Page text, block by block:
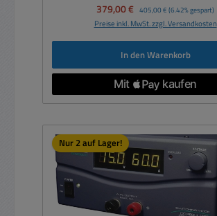
Verkaufspreis:
379,00 € Regulärer Preis:
405,00 € (6.42% gespart)
Preise inkl. MwSt. zzgl. Versandkosten
In den Warenkorb
Nur 2 auf Lager!